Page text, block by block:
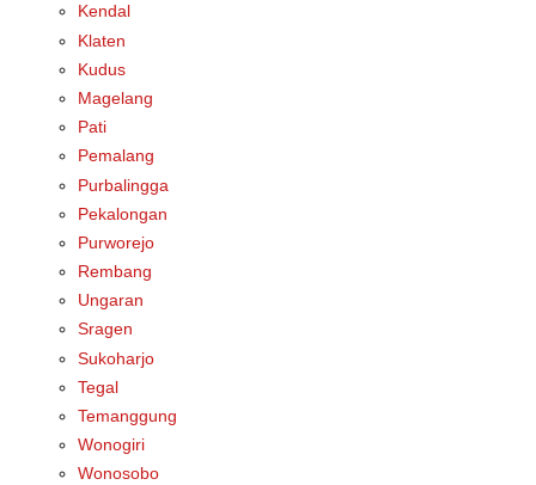
Kendal
Klaten
Kudus
Magelang
Pati
Pemalang
Purbalingga
Pekalongan
Purworejo
Rembang
Ungaran
Sragen
Sukoharjo
Tegal
Temanggung
Wonogiri
Wonosobo